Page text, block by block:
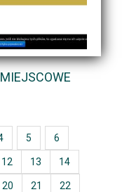
5 6
12 13 14
20 21 22